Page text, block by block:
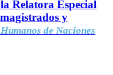
Relatora Especial
y
de Naciones